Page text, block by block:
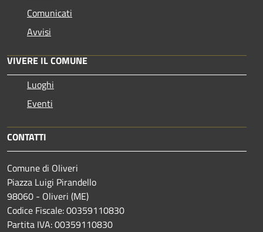
Comunicati
Avvisi
VIVERE IL COMUNE
Luoghi
Eventi
CONTATTI
Comune di Oliveri
Piazza Luigi Pirandello
98060 - Oliveri (ME)
Codice Fiscale: 00359110830
Partita IVA: 00359110830